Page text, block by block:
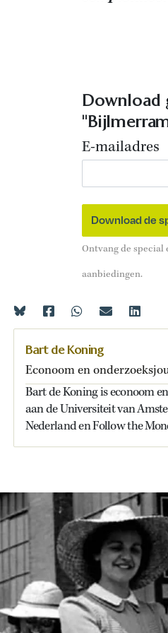
Download
E-mailadres
Ontvang de special
aanbiedingen.
Bart de Koning
Econoom en
Bart de Koning is econoom
aan de Universiteit van
Nederland en Follow the